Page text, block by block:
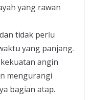
yang rawan
tidak perlu
yang panjang.
angin
mengurangi
bagian atap.